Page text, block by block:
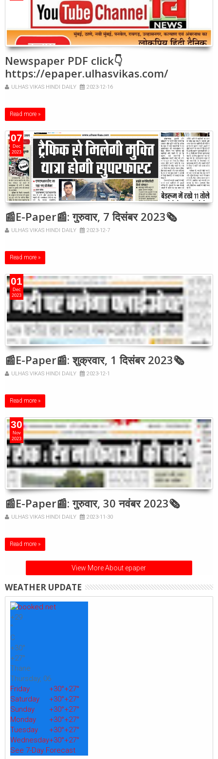
Newspaper PDF click👇
https://epaper.ulhasvikas.com/
ULHAS VIKAS HINDI DAILY 2023-12-16
Read more »
07
Dec
2023
📰E-Paper📰: गुरुवार, 7 दिसंबर 2023🗞
ULHAS VIKAS HINDI DAILY 2023-12-7
Read more »
01
Dec
2023
📰E-Paper📰: शुक्रवार, 1 दिसंबर 2023🗞
ULHAS VIKAS HINDI DAILY 2023-12-1
Read more »
30
Nov
2023
📰E-Paper📰: गुरुवार, 30 नवंबर 2023🗞
ULHAS VIKAS HINDI DAILY 2023-11-30
Read more »
View More About epaper
WEATHER UPDATE
+29
°
C
+30°
+27°
Thane
Thursday, 06
Friday
+30°+27°
Saturday
+30°+27°
Sunday
+30°+27°
Monday
+30°+27°
Tuesday
+30°+27°
Wednesday+30°+27°
See 7-Day Forecast